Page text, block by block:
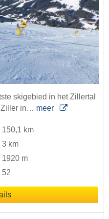
skigebied in het Zillertal
Ziller in… meer
150,1 km
3 km
1920 m
52